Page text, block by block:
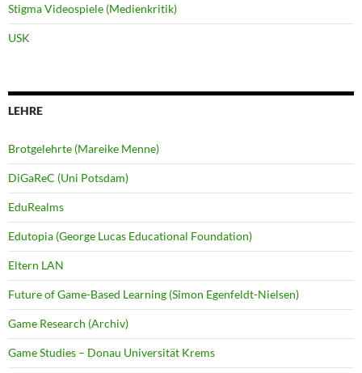
Stigma Videospiele (Medienkritik)
USK
LEHRE
Brotgelehrte (Mareike Menne)
DiGaReC (Uni Potsdam)
EduRealms
Edutopia (George Lucas Educational Foundation)
Eltern LAN
Future of Game-Based Learning (Simon Egenfeldt-Nielsen)
Game Research (Archiv)
Game Studies – Donau Universität Krems